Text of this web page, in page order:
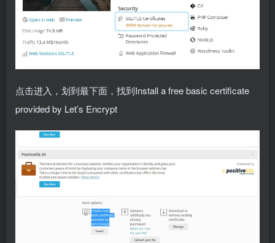
点击进入，划到最下面，找到Install a free basic certificate
provided by Let’s Encrypt